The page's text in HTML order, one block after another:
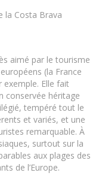
la Costa Brava
aimé par le tourisme
(la France
exemple. Elle fait
conservée héritage
tempéré tout le
et variés, et une
remarquable. À
surtout sur la
aux plages des
de l’Europe.